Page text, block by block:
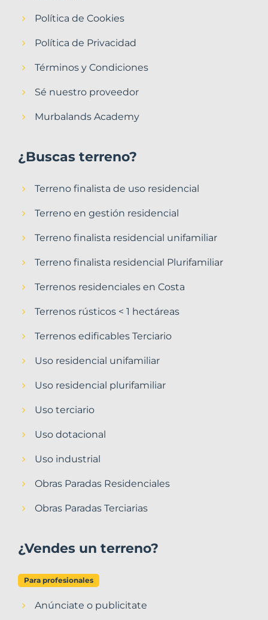
Política de Cookies
Política de Privacidad
Términos y Condiciones
Sé nuestro proveedor
Murbalands Academy
¿Buscas terreno?
Terreno finalista de uso residencial
Terreno en gestión residencial
Terreno finalista residencial unifamiliar
Terreno finalista residencial Plurifamiliar
Terrenos residenciales en Costa
Terrenos rústicos < 1 hectáreas
Terrenos edificables Terciario
Uso residencial unifamiliar
Uso residencial plurifamiliar
Uso terciario
Uso dotacional
Uso industrial
Obras Paradas Residenciales
Obras Paradas Terciarias
¿Vendes un terreno?
Para profesionales
Anúnciate o publicitate